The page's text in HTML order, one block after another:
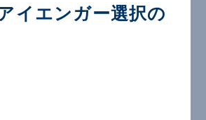
イエンガー選択の